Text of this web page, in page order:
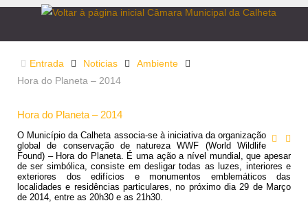
Entrada Noticias
Ambiente
Hora do Planeta – 2014
Hora do Planeta – 2014
O Município da Calheta associa-se à iniciativa da organização
global de conservação de natureza WWF (World Wildlife
Found) – Hora do Planeta. É uma ação a nível mundial, que apesar
de ser simbólica, consiste em desligar todas as luzes, interiores e
exteriores dos edifícios e monumentos emblemáticos das
localidades e residências particulares, no próximo dia 29 de Março
de 2014, entre as 20h30 e as 21h30.